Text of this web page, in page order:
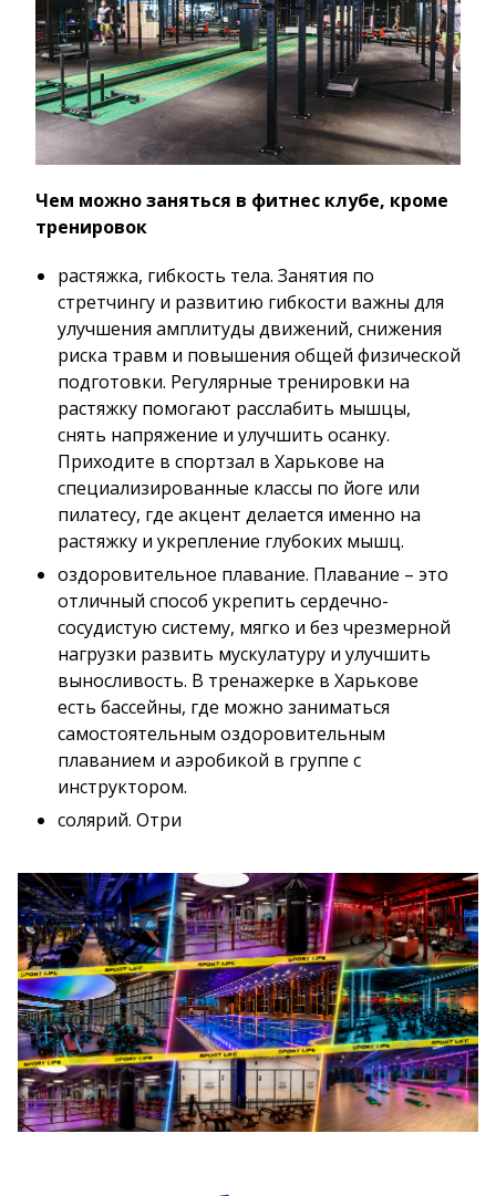
Чем можно заняться в фитнес клубе, кроме
тренировок
растяжка, гибкость тела. Занятия по
стретчингу и развитию гибкости важны для
улучшения амплитуды движений, снижения
риска травм и повышения общей физической
подготовки. Регулярные тренировки на
растяжку помогают расслабить мышцы,
снять напряжение и улучшить осанку.
Приходите в спортзал в Харькове на
специализированные классы по йоге или
пилатесу, где акцент делается именно на
растяжку и укрепление глубоких мышц.
оздоровительное плавание. Плавание – это
отличный способ укрепить сердечно-
сосудистую систему, мягко и без чрезмерной
нагрузки развить мускулатуру и улучшить
выносливость. В тренажерке в Харькове
есть бассейны, где можно заниматься
самостоятельным оздоровительным
плаванием и аэробикой в ​​группе с
инструктором.
солярий. Отри